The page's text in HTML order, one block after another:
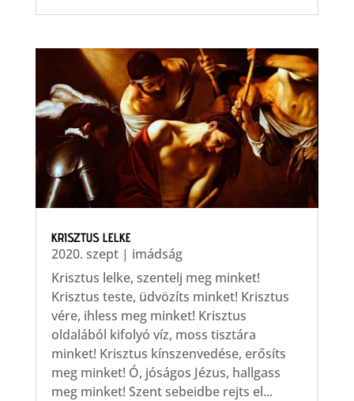
KRISZTUS LELKE
2020. szept| imádság
Krisztus lelke, szentelj meg minket!
Krisztus teste, üdvözíts minket! Krisztus
vére, ihless meg minket! Krisztus
oldalából kifolyó víz, moss tisztára
minket! Krisztus kínszenvedése, erősíts
meg minket! Ó, jóságos Jézus, hallgass
meg minket! Szent sebeidbe rejts el...